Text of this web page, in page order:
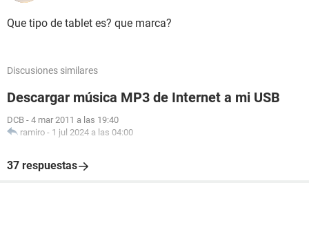
Que tipo de tablet es? que marca?
Discusiones similares
Descargar música MP3 de Internet a mi USB
DCB - 4 mar 2011 a las 19:40
ramiro - 1 jul 2024 a las 04:00
37 respuestas